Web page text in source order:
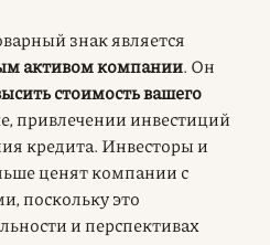
знак является
активом компании. Он
стоимость вашего
привлечении инвестиций
кредита. Инвесторы и
ценят компании с
поскольку это
и перспективах